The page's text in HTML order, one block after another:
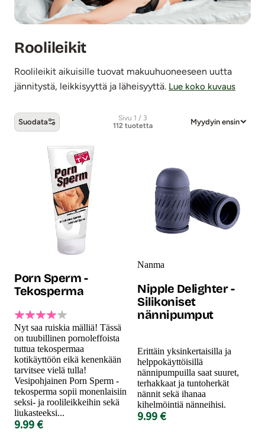
Roolileikit
Roolileikit aikuisille tuovat makuuhuoneeseen uutta
jännitystä, leikkisyyttä ja läheisyyttä. Lue koko kuvaus
Suodata
Sivu 1 / 3
112 tuotetta
Myydyin ensin
Roolileikit -tuotteet
Porn Sperm -
Tekosperma
Nyt saa ruiskia mälliä! Tässä
on tuubillinen pornoleffoista
tuttua tekospermaa
kotikäyttöön eikä kenenkään
tarvitsee vielä tulla!
Vesipohjainen Porn Sperm -
tekosperma sopii monenlaisiin
seksi- ja roolileikkeihin sekä
liukasteeksi...
9.99 €
Nanma
Nipple Delighter -
Silikoniset
nännipumput
Erittäin yksinkertaisilla ja
helppokäyttöisillä
nännipumpuilla saat suuret,
terhakkaat ja tuntoherkät
nännit sekä ihanaa
kihelmöintiä nänneihisi.
9.99 €